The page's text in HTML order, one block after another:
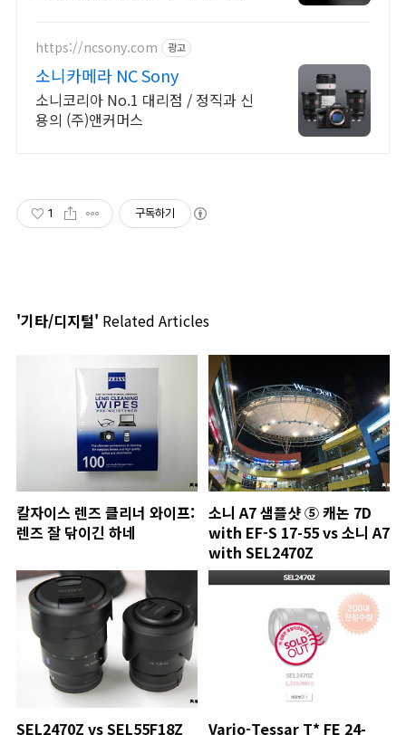
업로드
https://ncsony.com 광고
소니카메라 NC Sony
소니코리아 No.1 대리점 / 정직과 신
용의 (주)앤커머스
1 구독하기
'기타/디지털' Related Articles
칼자이스 렌즈 클리너 와이프:
렌즈 잘 닦이긴 하네
소니 A7 샘플샷 ⑤ 캐논 7D
with EF-S 17-55 vs 소니 A7
with SEL2470Z
SEL2470Z vs SEL55F18Z
Vario-Tessar T* FE 24-